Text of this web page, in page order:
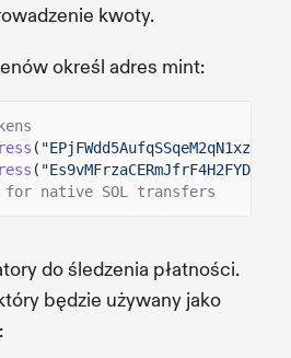
kwoty.
określ adres mint:
(
(
for native SOL transfers
do śledzenia płatności.
będzie używany jako